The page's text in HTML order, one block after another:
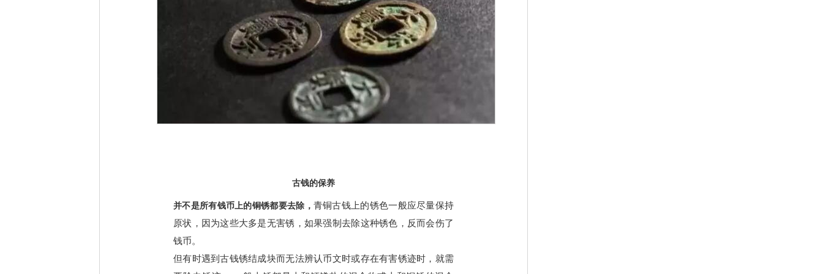
古钱的保养
并不是所有钱币上的铜锈都要去除， 青铜古钱上的锈色一般应尽量保持
原状，因为这些大多是无害锈，如果强制去除这种锈色，反而会伤了
钱币。
但有时遇到古钱锈结成块而无法辨认币文时或存在有害锈迹时，就需